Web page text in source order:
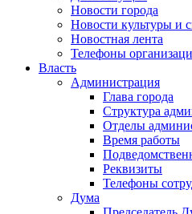
Новости города
Новости культуры и
Новостная лента
Телефоны
Власть
Администрация
Глава города
Структура
Отделы
Время работы
Реквизиты
Телефоны
Дума